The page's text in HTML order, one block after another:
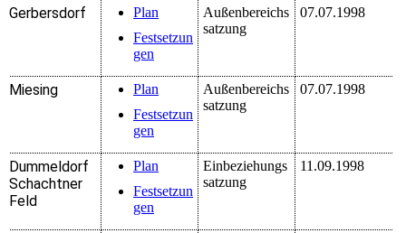
Gerbersdorf
Plan
Festsetzun
gen
Außenbereichs
satzung
07.07.1998
Miesing
Plan
Festsetzun
gen
Außenbereichs
satzung
07.07.1998
Dummeldorf
Schachtner
Feld
Plan
Festsetzun
gen
Einbeziehungs
satzung
11.09.1998